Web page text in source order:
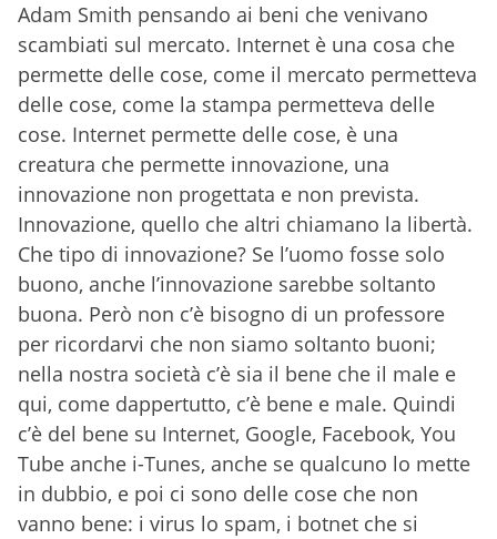
Adam Smith pensando ai beni che venivano
scambiati sul mercato. Internet è una cosa che
permette delle cose, come il mercato permetteva
delle cose, come la stampa permetteva delle
cose. Internet permette delle cose, è una
creatura che permette innovazione, una
innovazione non progettata e non prevista.
Innovazione, quello che altri chiamano la libertà.
Che tipo di innovazione? Se l’uomo fosse solo
buono, anche l’innovazione sarebbe soltanto
buona. Però non c’è bisogno di un professore
per ricordarvi che non siamo soltanto buoni;
nella nostra società c’è sia il bene che il male e
qui, come dappertutto, c’è bene e male. Quindi
c’è del bene su Internet, Google, Facebook, You
Tube anche i-Tunes, anche se qualcuno lo mette
in dubbio, e poi ci sono delle cose che non
vanno bene: i virus lo spam, i botnet che si